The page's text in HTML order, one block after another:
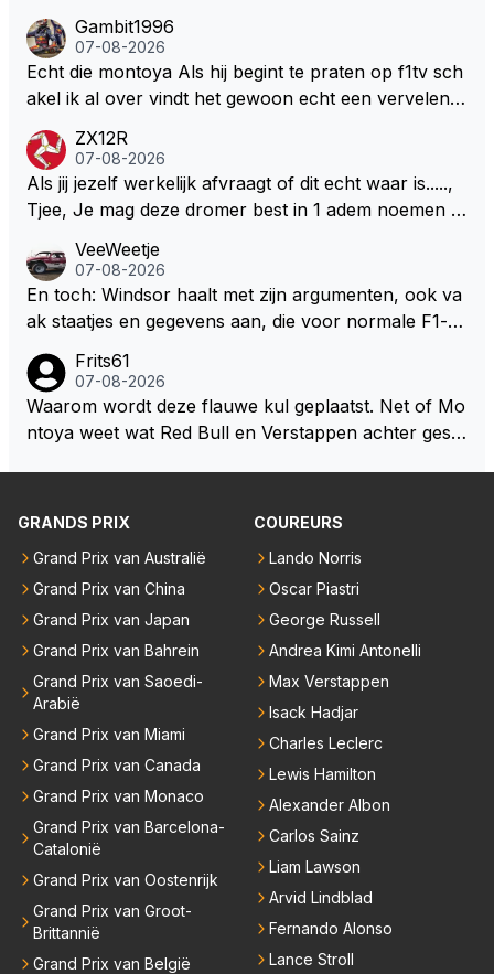
milton, hahahaha. Latifi pakt ze allemaal met de oge
n dicht met als onbetwiste nummer 2 of GOATINES
S Lawson natuurlijk 😂😂😂😂😂
Gambit1996
07-08-2026
Echt die montoya Als hij begint te praten op f1tv sch
akel ik al over vindt het gewoon echt een vervelend
weet 🤮🤮
ZX12R
07-08-2026
Als jij jezelf werkelijk afvraagt of dit echt waar is.....,
Tjee, Je mag deze dromer best in 1 adem noemen m
aar voordragen uit eigen geest. Kan mij voorstellen d
at je het leuk vindt sprookjes te luisteren maar heb jij
jezelf dan ook wel eens afgevraagd of de dappere b
ze wolff gesneden heeft?
VeeWeetje
07-08-2026
En toch: Windsor haalt met zijn argumenten, ook va
ak staatjes en gegevens aan, die voor normale F1-fa
okies made of your own dough" 🤣
Frits61
07-08-2026
Waarom wordt deze flauwe kul geplaatst. Net of Mo
ntoya weet wat Red Bull en Verstappen achter geslo
GRANDS PRIX
Grand Prix van Australië
Grand Prix van China
Grand Prix van Japan
Grand Prix van Bahrein
Grand Prix van Saoedi-
Arabië
Grand Prix van Miami
Grand Prix van Canada
Grand Prix van Monaco
Grand Prix van Barcelona-
Catalonië
Grand Prix van Oostenrijk
Grand Prix van Groot-
Brittannië
Grand Prix van België
COUREURS
Lando Norris
Oscar Piastri
George Russell
Andrea Kimi Antonelli
Max Verstappen
Isack Hadjar
Charles Leclerc
Lewis Hamilton
Alexander Albon
Carlos Sainz
Liam Lawson
Arvid Lindblad
Fernando Alonso
Lance Stroll